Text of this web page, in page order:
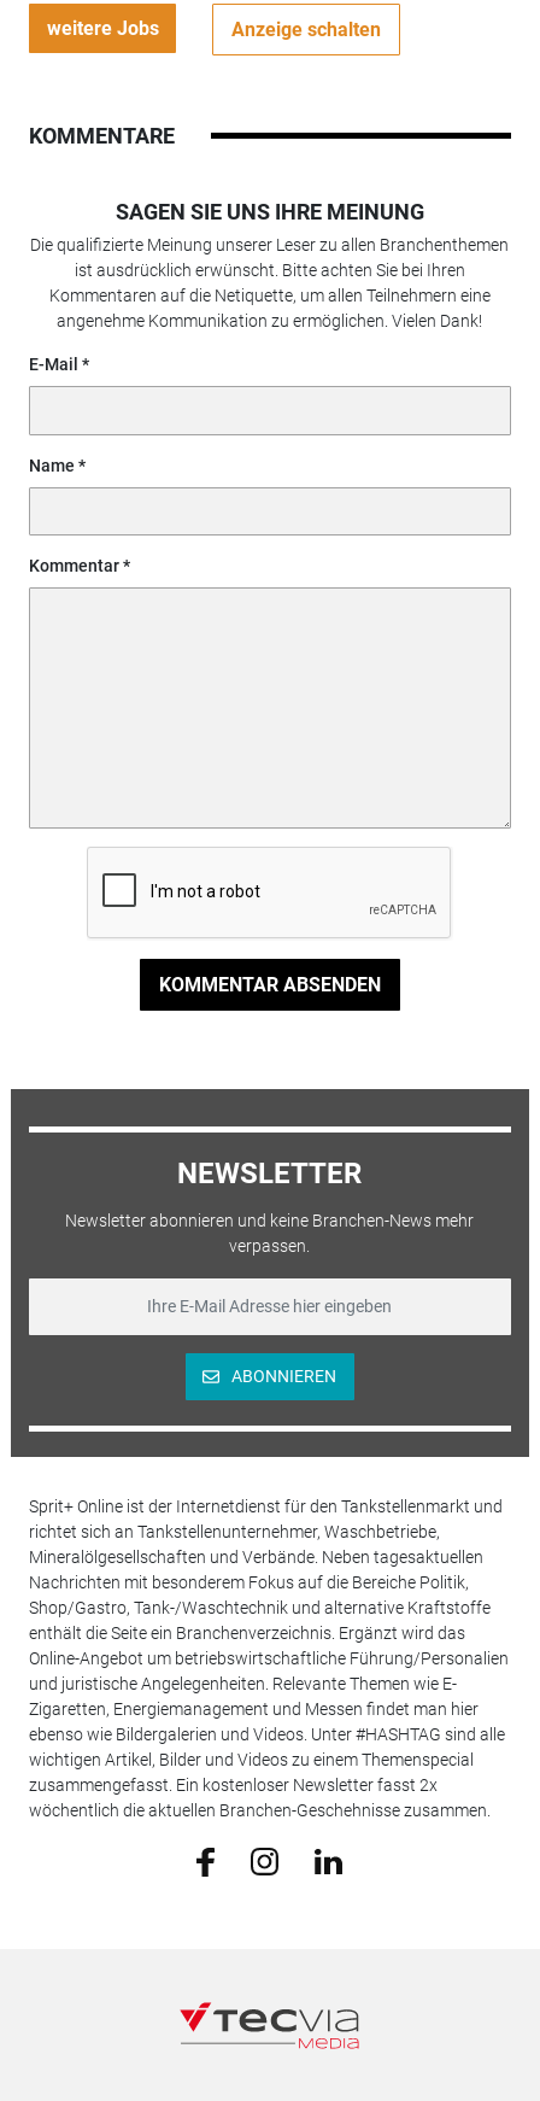
weitere Jobs Anzeige schalten
KOMMENTARE
SAGEN SIE UNS IHRE MEINUNG
Die qualifizierte Meinung unserer Leser zu allen Branchenthemen
ist ausdrücklich erwünscht. Bitte achten Sie bei Ihren
Kommentaren auf die Netiquette, um allen Teilnehmern eine
angenehme Kommunikation zu ermöglichen. Vielen Dank!
E-Mail
Name
Kommentar
KOMMENTAR ABSENDEN
NEWSLETTER
Newsletter abonnieren und keine Branchen-News mehr
verpassen.
ABONNIEREN
Sprit+ Online ist der Internetdienst für den Tankstellenmarkt und
richtet sich an Tankstellenunternehmer, Waschbetriebe,
Mineralölgesellschaften und Verbände. Neben tagesaktuellen
Nachrichten mit besonderem Fokus auf die Bereiche Politik,
Shop/Gastro, Tank-/Waschtechnik und alternative Kraftstoffe
enthält die Seite ein Branchenverzeichnis. Ergänzt wird das
Online-Angebot um betriebswirtschaftliche Führung/Personalien
und juristische Angelegenheiten. Relevante Themen wie E-
Zigaretten, Energiemanagement und Messen findet man hier
ebenso wie Bildergalerien und Videos. Unter #HASHTAG sind alle
wichtigen Artikel, Bilder und Videos zu einem Themenspecial
zusammengefasst. Ein kostenloser Newsletter fasst 2x
wöchentlich die aktuellen Branchen-Geschehnisse zusammen.